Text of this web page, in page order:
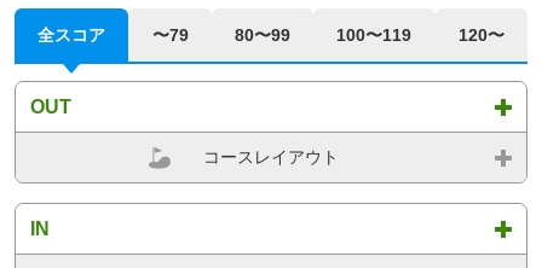
全スコア 〜79 80〜99 100〜119 120〜
OUT
コースレイアウト
IN